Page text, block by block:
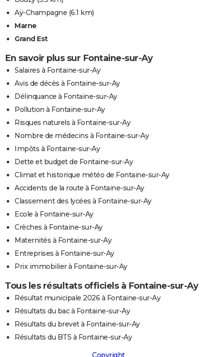
Aÿ-Champagne (6.1 km)
Marne
Grand Est
En savoir plus sur Fontaine-sur-Ay
Salaires à Fontaine-sur-Ay
Avis de décès à Fontaine-sur-Ay
Délinquance à Fontaine-sur-Ay
Pollution à Fontaine-sur-Ay
Risques naturels à Fontaine-sur-Ay
Nombre de médecins à Fontaine-sur-Ay
Impôts à Fontaine-sur-Ay
Dette et budget de Fontaine-sur-Ay
Climat et historique météo de Fontaine-sur-Ay
Accidents de la route à Fontaine-sur-Ay
Classement des lycées à Fontaine-sur-Ay
Ecole à Fontaine-sur-Ay
Crèches à Fontaine-sur-Ay
Maternités à Fontaine-sur-Ay
Entreprises à Fontaine-sur-Ay
Prix immobilier à Fontaine-sur-Ay
Tous les résultats officiels à Fontaine-sur-Ay
Résultat municipale 2026 à Fontaine-sur-Ay
Résultats du bac à Fontaine-sur-Ay
Résultats du brevet à Fontaine-sur-Ay
Résultats du BTS à Fontaine-sur-Ay
Copyright